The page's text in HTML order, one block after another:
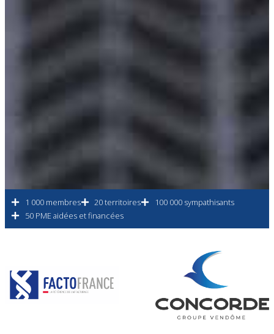
1 000 membres 20 territoires
100 000 sympathisants
50 PME aidées et financées